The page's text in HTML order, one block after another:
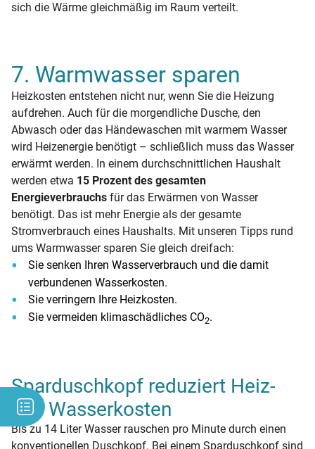
sich die Wärme gleichmäßig im Raum verteilt.
7. Warmwasser sparen
Heizkosten entstehen nicht nur, wenn Sie die Heizung
aufdrehen. Auch für die morgendliche Dusche, den
Abwasch oder das Händewaschen mit warmem Wasser
wird Heizenergie benötigt – schließlich muss das Wasser
erwärmt werden. In einem durchschnittlichen Haushalt
werden etwa 15 Prozent des gesamten
Energieverbrauchs für das Erwärmen von Wasser
benötigt. Das ist mehr Energie als der gesamte
Stromverbrauch eines Haushalts. Mit unseren Tipps rund
ums Warmwasser sparen Sie gleich dreifach:
Sie senken Ihren Wasserverbrauch und die damit
verbundenen Wasserkosten.
Sie verringern Ihre Heizkosten.
Sie vermeiden klimaschädliches CO2.
Sparduschkopf reduziert Heiz-
und Wasserkosten
Bis zu 14 Liter Wasser rauschen pro Minute durch einen
konventionellen Duschkopf. Bei einem Sparduschkopf sind